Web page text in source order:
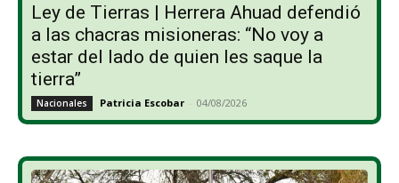
Ley de Tierras | Herrera Ahuad defendió
a las chacras misioneras: “No voy a
estar del lado de quien les saque la
tierra”
Nacionales Patricia Escobar - 04/08/2026